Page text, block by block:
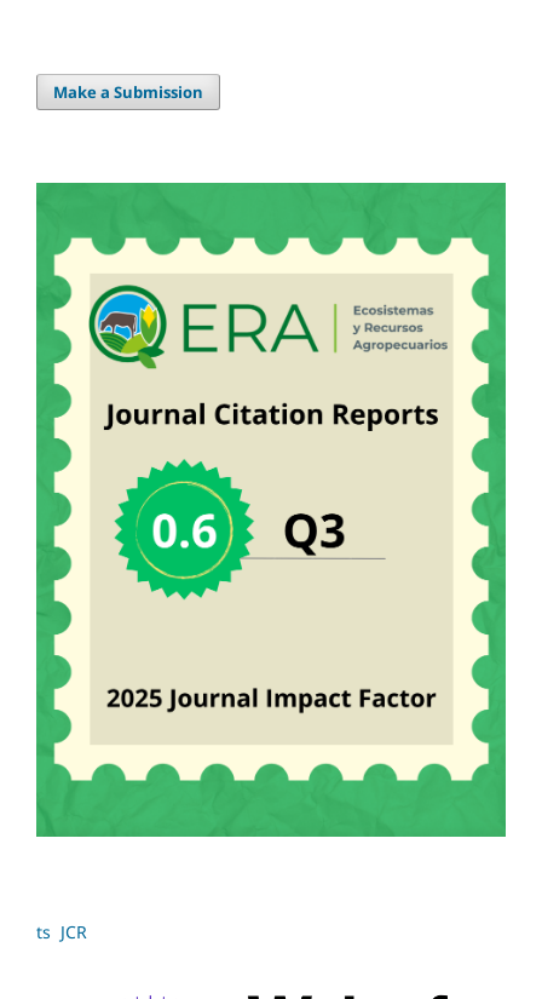
Make a Submission
ts JCR